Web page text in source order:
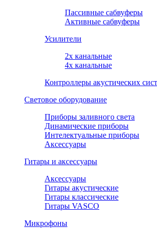
Пассивные сабвуферы
Активные сабвуферы
Усилители
2х канальные
4х канальные
Контроллеры акустических
Световое оборудование
Приборы заливного света
Динамические приборы
Интелектуальные приборы
Аксессуары
Гитары и аксессуары
Аксессуары
Гитары акустические
Гитары классические
Гитары VASCO
Микрофоны